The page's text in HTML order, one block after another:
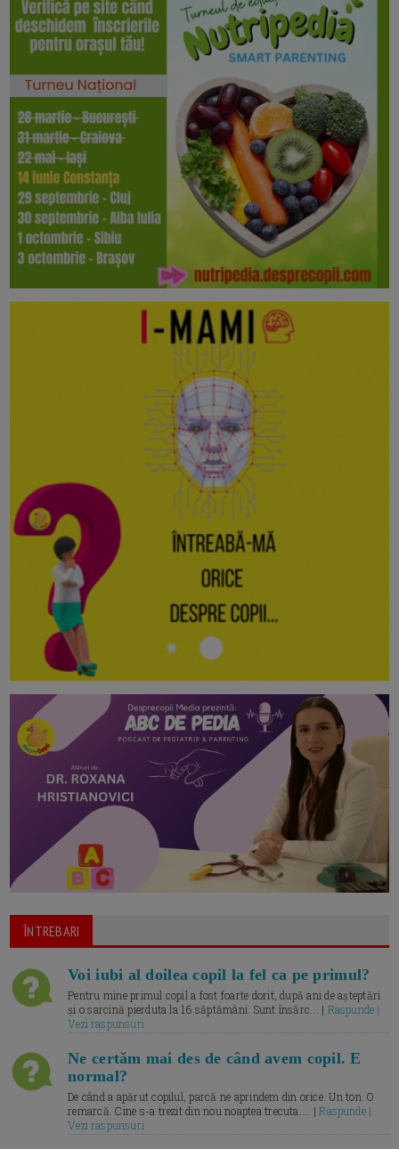
ÎNTREBARI
Voi iubi al doilea copil la fel ca pe primul?
Pentru mine primul copil a fost foarte dorit, după ani de așteptări
și o sarcină pierduta la 16 săptămâni. Sunt însărc... | Raspunde |
Vezi raspunsuri
Ne certăm mai des de când avem copil. E
normal?
De când a apărut copilul, parcă ne aprindem din orice. Un ton. O
remarcă. Cine s-a trezit din nou noaptea trecuta.... |Raspunde |
Vezi raspunsuri